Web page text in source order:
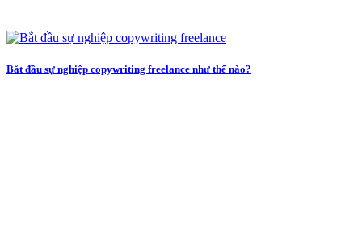
Bắt đầu sự nghiệp copywriting freelance như thế nào?